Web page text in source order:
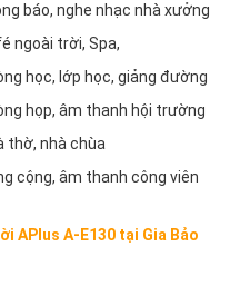
báo, nghe nhạc nhà xưởng
ngoài trời, Spa,
học, lớp học, giảng đường
họp, âm thanh hội trường
thờ, nhà chùa
cộng, âm thanh công viên
APlus A-E130 tại Gia Bảo